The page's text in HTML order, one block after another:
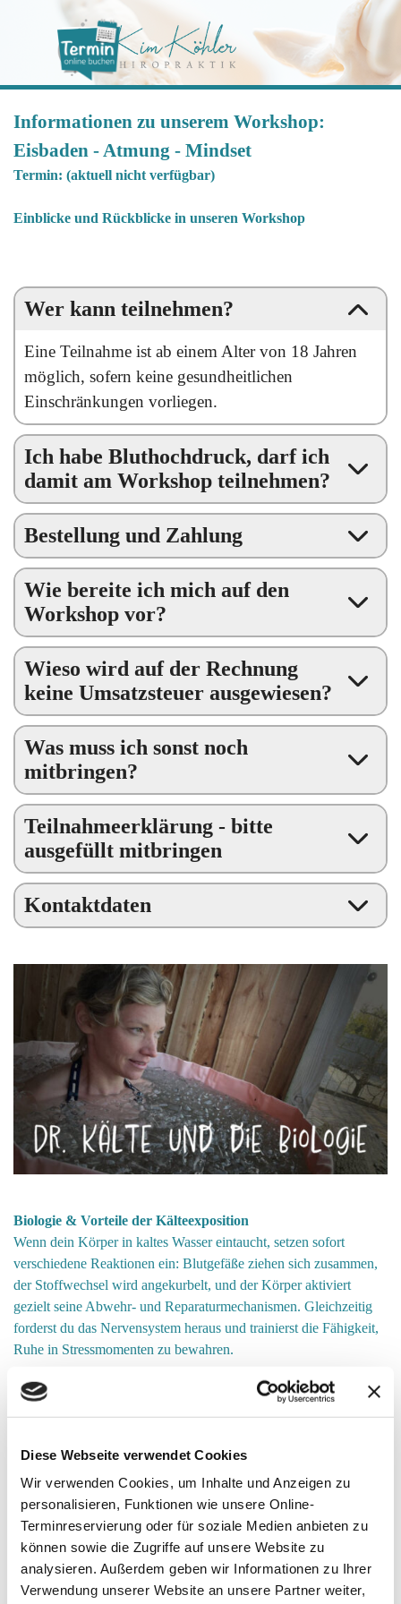
Diese Webseite verwendet Cookies
Wir verwenden Cookies, um Inhalte und Anzeigen zu
personalisieren, Funktionen wie unsere Online-
Terminreservierung oder für soziale Medien anbieten zu
können sowie die Zugriffe auf unsere Website zu
analysieren. Außerdem geben wir Informationen zu Ihrer
Verwendung unserer Website an unsere Partner weiter,
Direkt zum Seiteninhalt
Menü überspringen
Informationen zu unserem Workshop:
Eisbaden - Atmung - Mindset
Termin: (aktuell nicht verfügbar)
Einblicke und Rückblicke in unseren Workshop
Wer kann teilnehmen?
Eine Teilnahme ist ab einem Alter von 18 Jahren
möglich, sofern keine gesundheitlichen
Einschränkungen vorliegen.
Ich habe Bluthochdruck, darf ich
damit am Workshop teilnehmen?
Bestellung und Zahlung
Wie bereite ich mich auf den
Workshop vor?
Wieso wird auf der Rechnung
keine Umsatzsteuer ausgewiesen?
Was muss ich sonst noch
mitbringen?
Teilnahmeerklärung - bitte
ausgefüllt mitbringen
Kontaktdaten
Biologie & Vorteile der Kälteexposition
Wenn dein Körper in kaltes Wasser eintaucht, setzen sofort
verschiedene Reaktionen ein: Blutgefäße ziehen sich zusammen,
der Stoffwechsel wird angekurbelt, und der Körper aktiviert
gezielt seine Abwehr- und Reparaturmechanismen. Gleichzeitig
forderst du das Nervensystem heraus und trainierst die Fähigkeit,
Ruhe in Stressmomenten zu bewahren.
Weitere Vorteile, die in Studien und Erfahrungsberichten
häufig genannt werden:
bestimmte Atemtechniken können entzündliche Prozesse im
Körper dämpfen und die Schmerzempfindlichkeit senken.
Stärkung des Immunsystems: Regelmäßige Kälteexposition
fördert eine aktivere Immunantwort und macht widerstandsfähiger
gegen Infekte.
Erhöhter Stoffwechsel & Fettverbrennung: Kälte zwingt den
Körper, mehr Energie aufzuwenden, um Wärme zu erzeugen –